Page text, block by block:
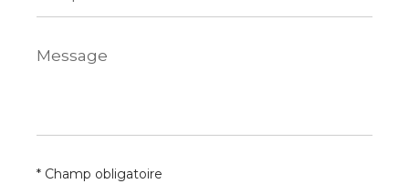
Message
*
* Champ obligatoire